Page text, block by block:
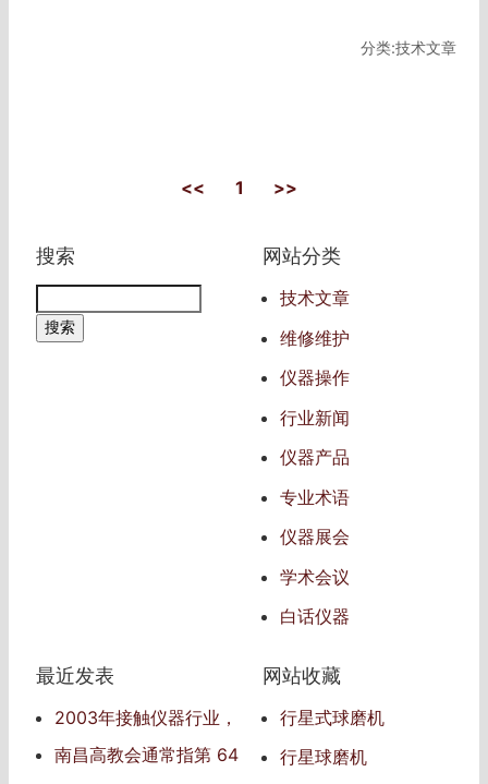
分类:技术文章
<< 1 >>
搜索 网站分类
技术文章
维修维护
仪器操作
行业新闻
仪器产品
专业术语
仪器展会
学术会议
白话仪器
最近发表
2003年接触仪器行业，
仪器行业信息的传播者
南昌高教会通常指‌第 64
网站收藏
行星式球磨机
行星球磨机